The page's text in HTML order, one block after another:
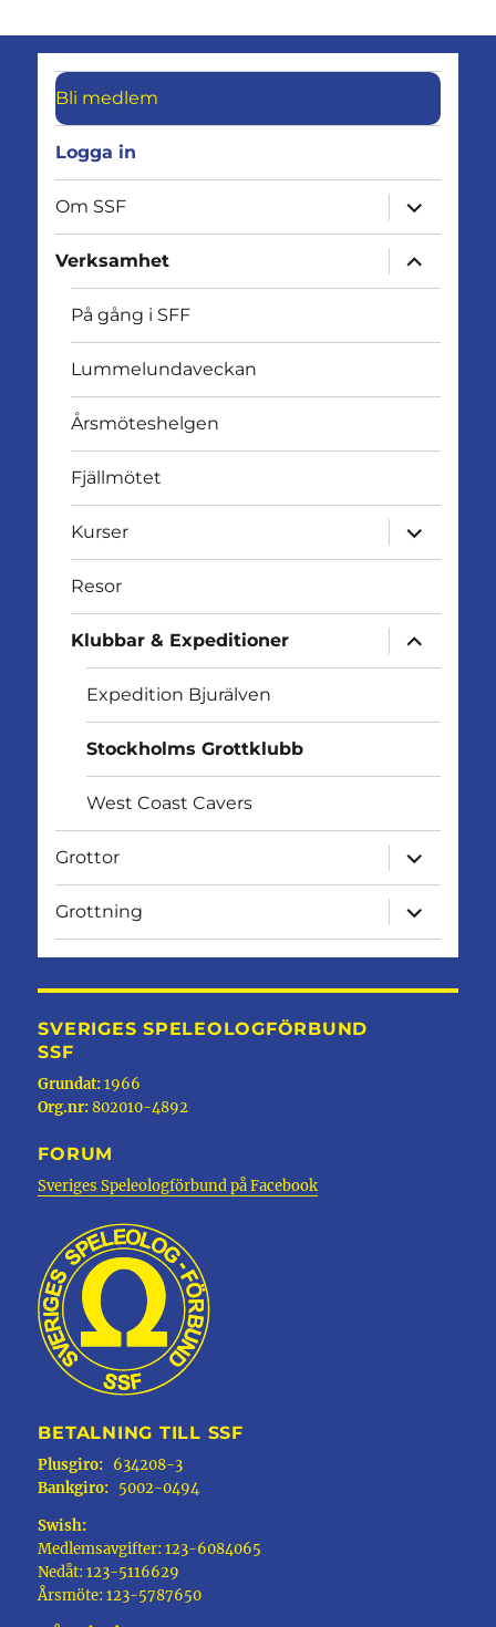
Bli medlem
Logga in
Om SSF
expandera
Verksamhet
expandera
På gång i SFF
Lummelundaveckan
Årsmöteshelgen
Fjällmötet
Kurser
expandera
Resor
Klubbar & Expeditioner
expandera
Expedition Bjurälven
Stockholms Grottklubb
West Coast Cavers
Grottor
expandera
Grottning
expandera
SVERIGES SPELEOLOGFÖRBUND
SSF
Grundat:1966
Org.nr:802010-4892
FORUM
Sveriges Speleologförbund på Facebook
BETALNING TILL SSF
Plusgiro: 634208-3
Bankgiro: 5002-0494
Swish:
Medlemsavgifter: 123-6084065
Nedåt: 123-5116629
Årsmöte: 123-5787650